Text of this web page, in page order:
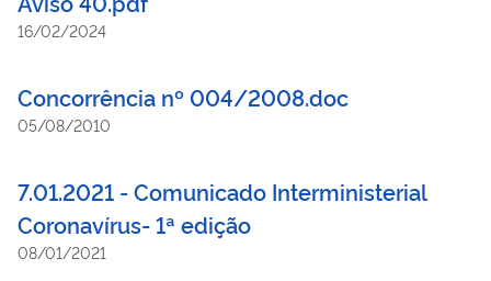
16/02/2024
Concorrência nº 004/2008.doc
05/08/2010
7.01.2021 - Comunicado Interministerial
Coronavírus- 1ª edição
08/01/2021